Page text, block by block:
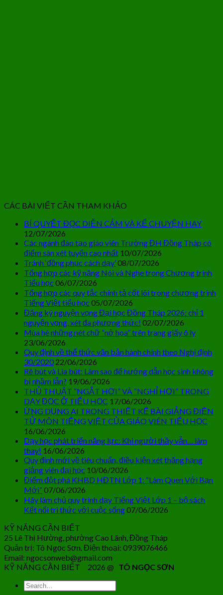
CÁC BÀI VIẾT CẦN THAM KHẢO
BÍ QUYẾT ĐỌC DIỄN CẢM VÀ KỂ CHUYỆN HAY
12/07/2026
Các ngành đào tạo giáo viên Trường ĐH Đồng Tháp có
điểm sàn xét tuyển cao nhất 10/07/2026
Tránh ‘đồng phục cách dạy’08/07/2026
Tổng hợp các kỹ năng Nói và Nghe trong Chương trình
Tiểu học 06/07/2026
Tổng hợp các quy tắc chính tả cốt lõi trong chương trình
Tiếng Việt tiểu học 05/07/2026
Đăng ký nguyện vọng Đại học Đồng Tháp 2026: chỉ 1
nguyện vọng, xét đa phương thức! 02/07/2026
Mùa hè những nét chữ “nở hoa” trên trang giấy ô ly
23/06/2026
Quy định về thể thức văn bản hành chính theo Nghị định
30/2020 22/06/2026
Rê bút và Lia bút: Làm sao để hướng dẫn học sinh không
bị nhầm lẫn? 19/06/2026
THỦ THUẬT “NGẮT HƠI” VÀ “NGHỈ HƠI” TRONG
DẠY ĐỌC Ở TIỂU HỌC 17/06/2026
ỨNG DỤNG AI TRONG THIẾT KẾ BÀI GIẢNG ĐIỆN
TỬ MÔN TIẾNG VIỆT CỦA GIÁO VIÊN TIỂU HỌC
16/06/2026
Dạy học phát triển năng lực: Khi người thầy vẫn… làm
thay! 16/06/2026
Quy định mới về tiêu chuẩn, điều kiện xét thăng hạng
giảng viên đại học 10/06/2026
Điểm đột phá KHBD HĐTN Lớp 1: “Làm Quen Với Bạn
Mới”07/06/2026
Hãy làm chủ quy trình dạy Tiếng Việt Lớp 1 – bộ sách
Kết nối tri thức với cuộc sống07/06/2026
KỸ NĂNG CẦN BIẾT
25 Lê Thị Hường, phường Cao Lãnh, Đồng Tháp
Quản trị: Tô Ngọc Sơn. Điện thoại: 0939076466
Email: ngocsonweb@gmail.com
KỸ NĂNG CẦN BIẾT 2026 @ TÔ NGỌC SƠN